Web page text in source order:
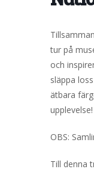
tur på
och
släppa
ätbara
upplevelse!
OBS:
Till denna